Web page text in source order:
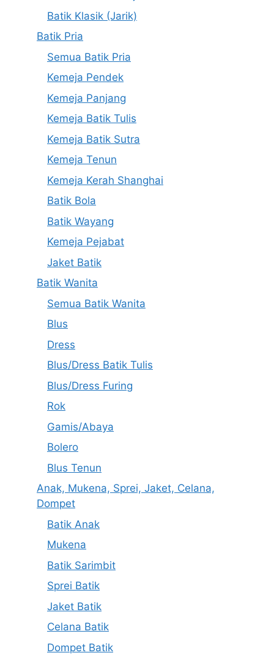
Batik Klasik (Jarik)
Batik Pria
Semua Batik Pria
Kemeja Pendek
Kemeja Panjang
Kemeja Batik Tulis
Kemeja Batik Sutra
Kemeja Tenun
Kemeja Kerah Shanghai
Batik Bola
Batik Wayang
Kemeja Pejabat
Jaket Batik
Batik Wanita
Semua Batik Wanita
Blus
Dress
Blus/Dress Batik Tulis
Blus/Dress Furing
Rok
Gamis/Abaya
Bolero
Blus Tenun
Anak, Mukena, Sprei, Jaket, Celana,
Dompet
Batik Anak
Mukena
Batik Sarimbit
Sprei Batik
Jaket Batik
Celana Batik
Dompet Batik